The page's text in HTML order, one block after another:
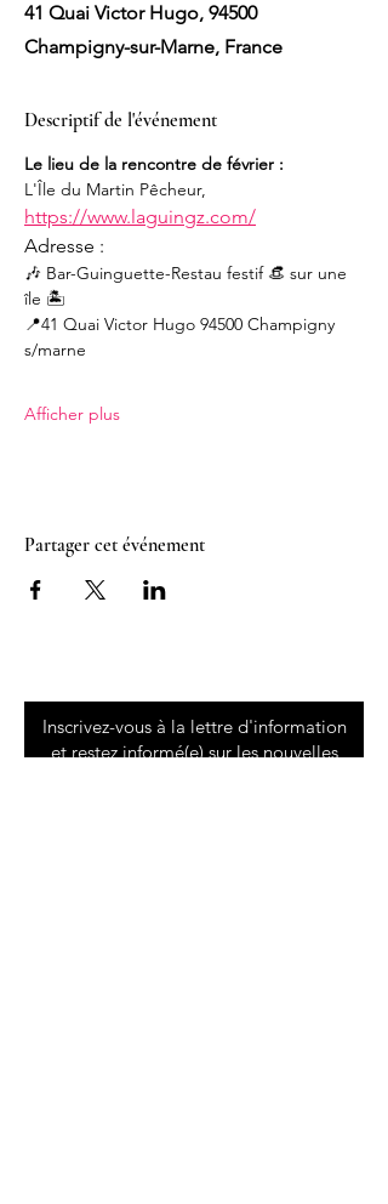
41 Quai Victor Hugo, 94500
Champigny-sur-Marne, France
Descriptif de l'événement
Le lieu de la rencontre de février :
L'Île du Martin Pêcheur,
https://www.laguingz.com/
Adresse :
🎶 Bar-Guinguette-Restau festif 👒 sur une
île 🏝️
📍41 Quai Victor Hugo 94500 Champigny
s/marne
Afficher plus
Partager cet événement
Inscrivez-vous à la lettre d'information
et restez informé(e) sur les nouvelles